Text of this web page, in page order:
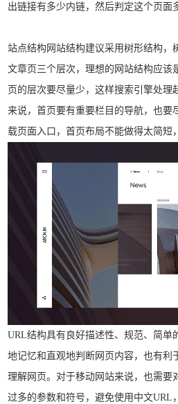
出链接有多少内链，然后判定这个页面
站点结构网站结构建议采用树形结构，
文章页三个层次，理想的网站结构应该
页的层次要尽量少，这样搜索引擎处理
来说，首页要有重要栏目的导航，也要
载页面入口，首页布局不能做得太简短
URL结构具有良好描述性、规范、简单
地记忆和直观地判断网页内容，也有利
理解网页。对于移动网站来说，也需要
过多的参数和符号，避免使用中文URL